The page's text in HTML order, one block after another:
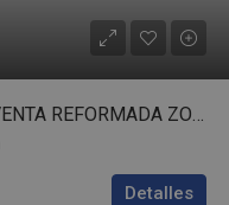
PLANTA BAJA EN VENTA REFORMADA ZONA ARCÁNGEL – bp02-00530
Detalles